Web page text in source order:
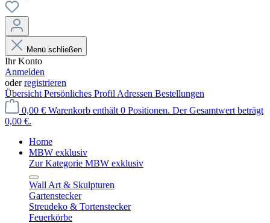
Menü schließen
Ihr Konto
Anmelden
oderregistrieren
Übersicht Persönliches Profil Adressen Bestellungen
0,00 € Warenkorb enthält 0 Positionen. Der Gesamtwert beträgt
0,00 €.
Home
MBW exklusiv
Zur Kategorie MBW exklusiv
Wall Art & Skulpturen
Gartenstecker
Streudeko & Tortenstecker
Feuerkörbe